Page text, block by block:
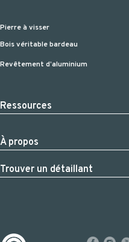
Pierre à visser
Bois véritable bardeau
Revêtement d’aluminium
Ressources
À propos
Trouver un détaillant